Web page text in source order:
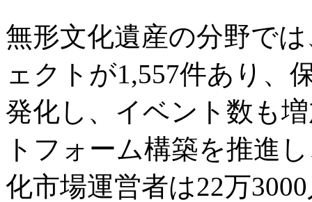
無形文化遺産の分野で
ェクトが1,557件あり、
発化し、イベント数も
トフォーム構築を推進
化市場運営者は22万